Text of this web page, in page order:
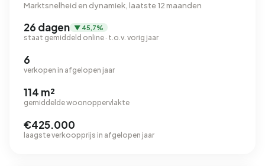
Marktsnelheid en dynamiek, laatste 12 maanden
26 dagen ▼ 45,7%
staat gemiddeld online · t.o.v. vorig jaar
6
verkopen in afgelopen jaar
114 m²
gemiddelde woonoppervlakte
€425.000
laagste verkoopprijs in afgelopen jaar